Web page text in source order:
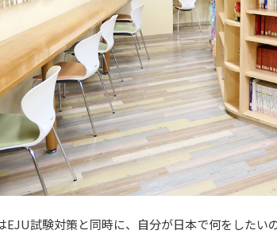
EJU試験対策と同時に、自分が日本で何をしたい